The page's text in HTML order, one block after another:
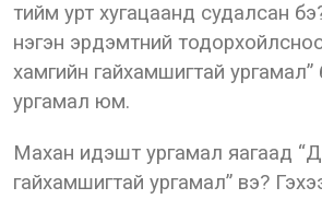
тийм урт хугацаанд судалсан бэ?
нэгэн эрдэмтний
хамгийн гайхамшигтай
ургамал юм.
Махан идэшт ургамал яагаад
гайхамшигтай ургамал” вэ?